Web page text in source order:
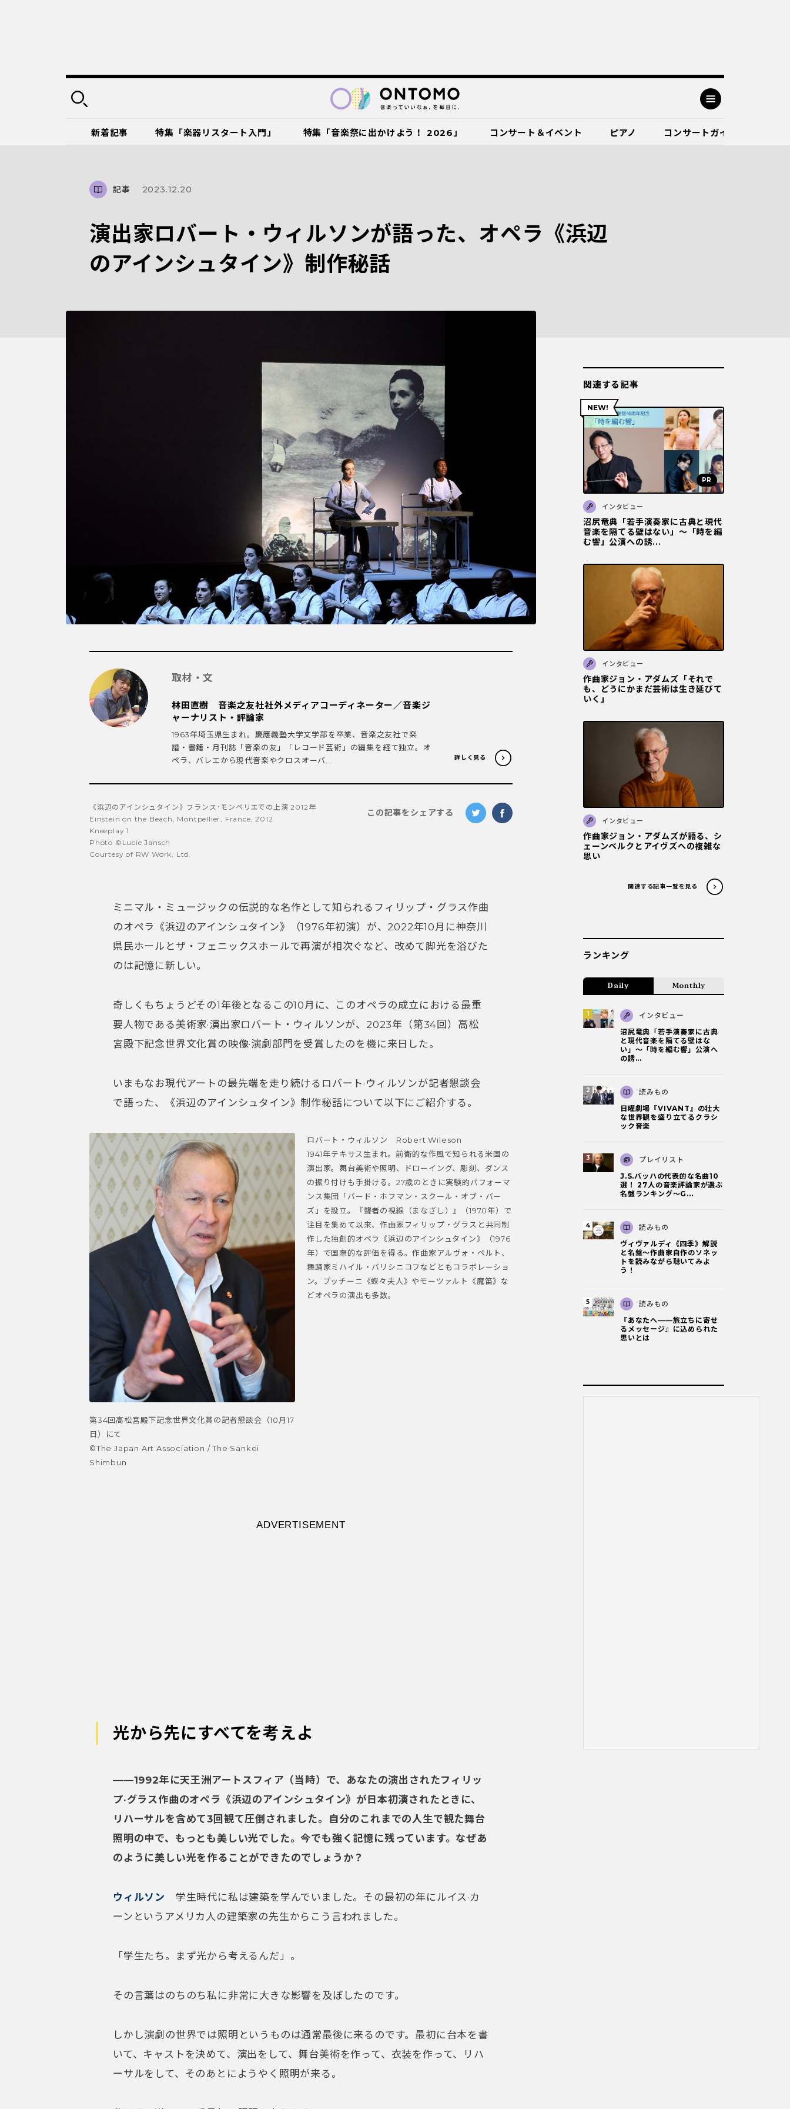
新着記事 特集「楽器リスタート入門」 特集「音楽祭に出かけよう！ 2026」 コンサート＆イベント ピアノ コンサートガイド
記事 2023.12.20
演出家ロバート・ウィルソンが語った、オペラ《浜辺
のアインシュタイン》制作秘話
取材・文
林田直樹 音楽之友社社外メディアコーディネーター／音楽ジ
ャーナリスト・評論家
1963年埼玉県生まれ。慶應義塾大学文学部を卒業、音楽之友社で楽
譜・書籍・月刊誌「音楽の友」「レコード芸術」の編集を経て独立。オ
ペラ、バレエから現代音楽やクロスオーバ...
詳しく見る
《浜辺のアインシュタイン》フランス･モンペリエでの上演 2012年
Einstein on the Beach, Montpellier, France, 2012
Kneeplay 1
Photo ©Lucie Jansch
Courtesy of RW Work, Ltd.
この記事をシェアする
ミニマル・ミュージックの伝説的な名作として知られるフィリップ・グラス作曲
のオペラ《浜辺のアインシュタイン》（1976年初演）が、2022年10月に神奈川
県民ホールとザ・フェニックスホールで再演が相次ぐなど、改めて脚光を浴びた
のは記憶に新しい。
奇しくもちょうどその1年後となるこの10月に、このオペラの成立における最重
要人物である美術家·演出家ロバート・ウィルソンが、2023年（第34回）高松
宮殿下記念世界文化賞の映像·演劇部門を受賞したのを機に来日した。
いまもなお現代アートの最先端を走り続けるロバート·ウィルソンが記者懇談会
で語った、《浜辺のアインシュタイン》制作秘話について以下にご紹介する。
第34回高松宮殿下記念世界文化賞の記者懇談会（10月17
日）にて
©️The Japan Art Association / The Sankei
Shimbun
ロバート・ウィルソン Robert Wileson
1941年テキサス生まれ。前衛的な作風で知られる米国の
演出家。舞台美術や照明、ドローイング、彫刻、ダンス
の振り付けも手掛ける。27歳のときに実験的パフォーマ
ンス集団「バード・ホフマン・スクール・オブ・バー
ズ」を設立。『聾者の視線（まなざし）』（1970年）で
注目を集めて以来、作曲家フィリップ・グラスと共同制
作した独創的オペラ《浜辺のアインシュタイン》（1976
年）で国際的な評価を得る。作曲家アルヴォ・ペルト、
舞踊家ミハイル・バリシニコフなどともコラボレーショ
ン。プッチーニ《蝶々夫人》やモーツァルト《魔笛》な
どオペラの演出も多数。
ADVERTISEMENT
光から先にすべてを考えよ
——1992年に天王洲アートスフィア（当時）で、あなたの演出されたフィリッ
プ·グラス作曲のオペラ《浜辺のアインシュタイン》が日本初演されたときに、
リハーサルを含めて3回観て圧倒されました。自分のこれまでの人生で観た舞台
照明の中で、もっとも美しい光でした。今でも強く記憶に残っています。なぜあ
のように美しい光を作ることができたのでしょうか？
ウィルソン 学生時代に私は建築を学んでいました。その最初の年にルイス·カ
ーンというアメリカ人の建築家の先生からこう言われました。
「学生たち。まず光から考えるんだ」。
その言葉はのちのち私に非常に大きな影響を及ぼしたのです。
しかし演劇の世界では照明というものは通常最後に来るのです。最初に台本を書
いて、キャストを決めて、演出をして、舞台美術を作って、衣装を作って、リハ
ーサルをして、そのあとにようやく照明が来る。
関連する記事
インタビュー
沼尻竜典「若手演奏家に古典と現代
音楽を隔てる壁はない」～「時を編
む響」公演への誘...
インタビュー
作曲家ジョン・アダムズ「それで
も、どうにかまだ芸術は生き延びて
いく」
インタビュー
作曲家ジョン・アダムズが語る、シ
ェーンベルクとアイヴズへの複雑な
思い
関連する記事一覧を見る
ランキング
Daily Monthly
インタビュー
沼尻竜典「若手演奏家に古典
と現代音楽を隔てる壁はな
い」～「時を編む響」公演へ
の誘...
読みもの
日曜劇場『VIVANT』の壮大
な世界観を盛り立てるクラシ
ック音楽
プレイリスト
J.S.バッハの代表的な名曲10
選！ 27人の音楽評論家が選ぶ
名盤ランキング〜G...
読みもの
ヴィヴァルディ《四季》解説
と名盤～作曲家自作のソネッ
トを読みながら聴いてみよ
う！
読みもの
『あなたへ――旅立ちに寄せ
るメッセージ』に込められた
思いとは